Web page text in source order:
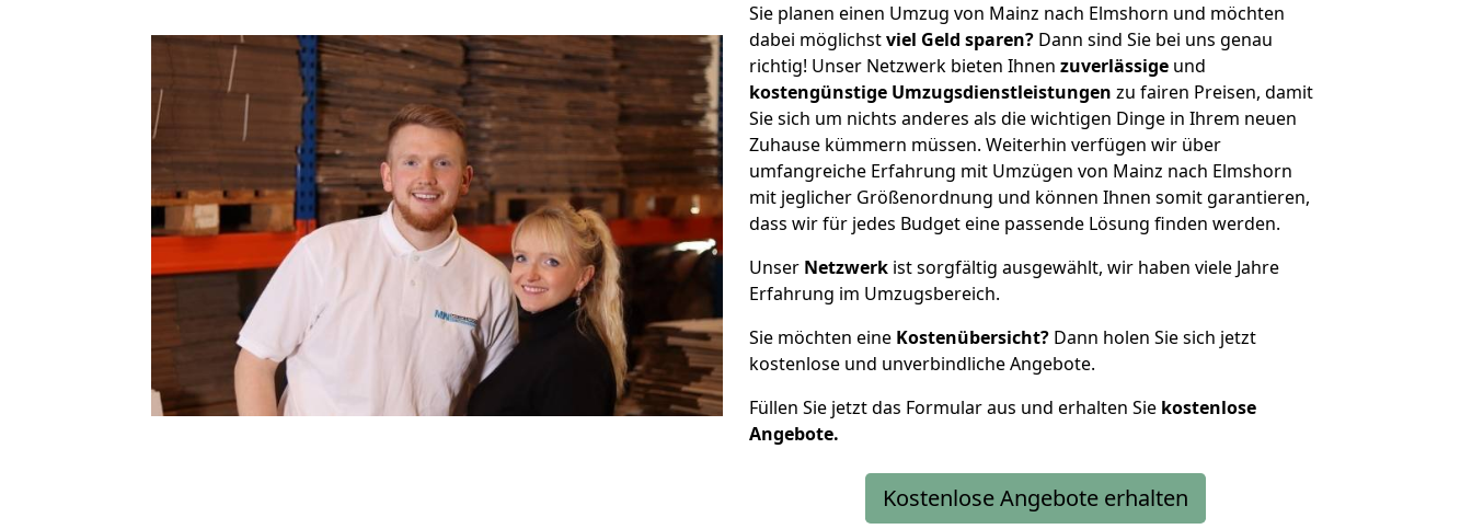
Sie planen einen Umzug von Mainz nach Elmshorn und möchten
dabei möglichstviel Geld sparen? Dann sind Sie bei uns genau
richtig! Unser Netzwerk bieten Ihnen zuverlässige und
kostengünstige Umzugsdienstleistungen zu fairen Preisen, damit
Sie sich um nichts anderes als die wichtigen Dinge in Ihrem neuen
Zuhause kümmern müssen. Weiterhin verfügen wir über
umfangreiche Erfahrung mit Umzügen von Mainz nach Elmshorn
mit jeglicher Größenordnung und können Ihnen somit garantieren,
dass wir für jedes Budget eine passende Lösung finden werden.
Unser Netzwerk ist sorgfältig ausgewählt, wir haben viele Jahre
Erfahrung im Umzugsbereich.
Sie möchten eine Kostenübersicht? Dann holen Sie sich jetzt
kostenlose und unverbindliche Angebote.
Füllen Sie jetzt das Formular aus und erhalten Sie kostenlose
Angebote.
Kostenlose Angebote erhalten